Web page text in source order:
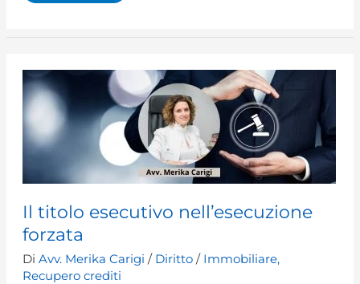
Civile
Il titolo esecutivo nell’esecuzione
forzata
DiAvv. Merika Carigi/ Diritto / Immobiliare,
Recupero crediti